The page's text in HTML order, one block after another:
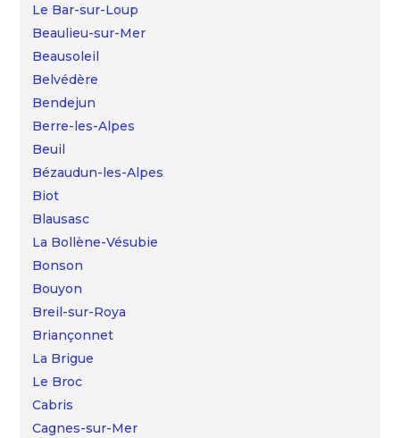
Le Bar-sur-Loup
Beaulieu-sur-Mer
Beausoleil
Belvédère
Bendejun
Berre-les-Alpes
Beuil
Bézaudun-les-Alpes
Biot
Blausasc
La Bollène-Vésubie
Bonson
Bouyon
Breil-sur-Roya
Briançonnet
La Brigue
Le Broc
Cabris
Cagnes-sur-Mer